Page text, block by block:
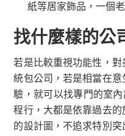
紙等居家飾品，一個
找什麼樣的公
若是比較重視功能性，
統包公司，若是相當在
驗，就可以找專門的室
程行，大都是依靠過去
的設計圖，不追求特別